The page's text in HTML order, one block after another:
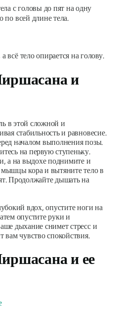
с головы до пят на одну
по всей длине тела.
тело опирается на голову.
и
в этой сложной и
стабильность и равновесие.
началом выполнения позы.
на первую ступеньку.
а на выдохе поднимите и
кора и вытяните тело в
Продолжайте дышать на
вдох, опустите ноги на
опустите руки и
дыхание снимет стресс и
вам чувство спокойствия.
и ее